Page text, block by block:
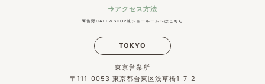
アクセス方法
阿倍野CAFE＆SHOP兼ショールームへはこちら
TOKYO
東京営業所
〒111-0053 東京都台東区浅草橋1-7-2